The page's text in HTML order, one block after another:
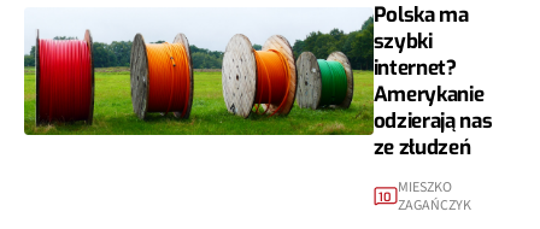
Polska ma
szybki
internet?
Amerykanie
odzierają nas
ze złudzeń
10 MIESZKO
ZAGAŃCZYK